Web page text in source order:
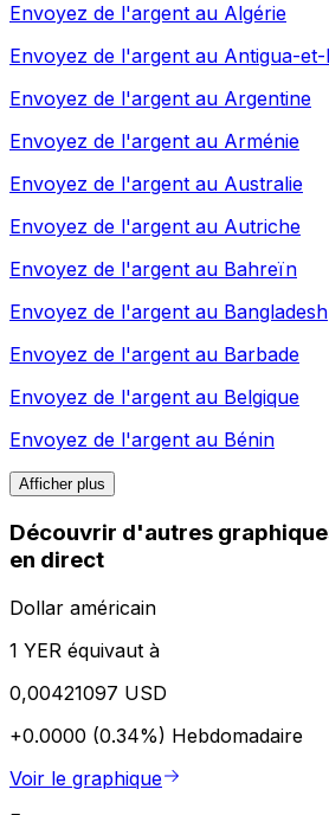
Envoyez de l'argent au Algérie
Envoyez de l'argent au Antigua-
Envoyez de l'argent au Argentine
Envoyez de l'argent au Arménie
Envoyez de l'argent au Australie
Envoyez de l'argent au Autriche
Envoyez de l'argent au Bahreïn
Envoyez de l'argent au Bangladesh
Envoyez de l'argent au Barbade
Envoyez de l'argent au Belgique
Envoyez de l'argent au Bénin
Afficher plus
Découvrir d'autres
en direct
Dollar américain
1 YER équivaut à
0,00421097 USD
+0.0000 (0.34%) Hebdomadaire
Voir le graphique